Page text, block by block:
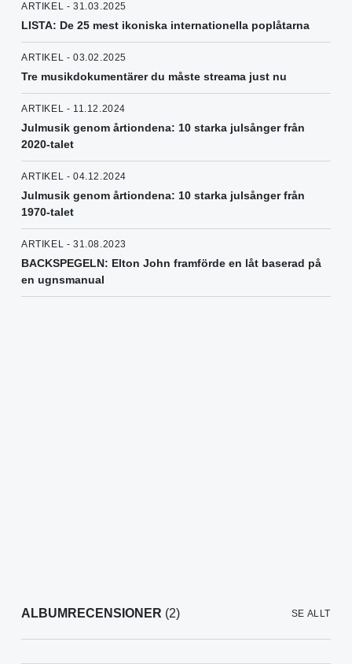
ARTIKEL - 31.03.2025
LISTA: De 25 mest ikoniska internationella poplåtarna
ARTIKEL - 03.02.2025
Tre musikdokumentärer du måste streama just nu
ARTIKEL - 11.12.2024
Julmusik genom årtiondena: 10 starka julsånger från
2020-talet
ARTIKEL - 04.12.2024
Julmusik genom årtiondena: 10 starka julsånger från
1970-talet
ARTIKEL - 31.08.2023
BACKSPEGELN: Elton John framförde en låt baserad på
en ugnsmanual
ALBUMRECENSIONER (2) SE ALLT